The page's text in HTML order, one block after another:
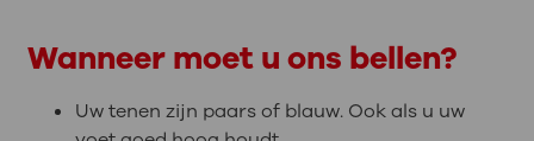
Wanneer moet u ons bellen?
Uw tenen zijn paars of blauw. Ook als u uw